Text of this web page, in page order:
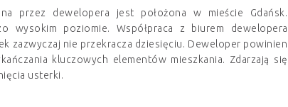
przez dewelopera jest położona w mieście Gdańsk.
wysokim poziomie. Współpraca z biurem dewelopera
zazwyczaj nie przekracza dziesięciu. Deweloper powinien
kluczowych elementów mieszkania. Zdarzają się
usterki.